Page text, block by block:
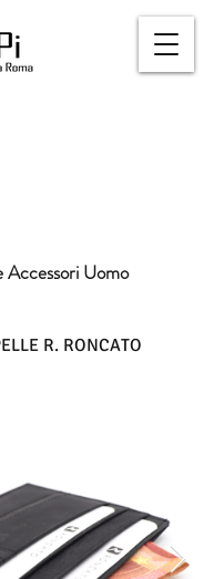
Accessori Uomo
R. RONCATO